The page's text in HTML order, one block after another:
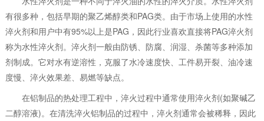
有很多种，包括早期的聚乙烯醇类和PAG类。由于市场上使用的水性
淬火剂和用户中有95%以上是PAG，因此行业喜欢直接将PAG淬火剂
称为水性淬火剂。淬火剂一般由防锈、防腐、润湿、杀菌等多种添加
剂制成。它对水有逆溶性，克服了水冷速度快、工件易开裂、油冷速
度慢、淬火效果差、易燃等缺点。
在铝制品的热处理工程中，淬火过程中通常使用淬火剂(如聚碱乙
二醇溶液)。在清洗淬火铝制品的过程中，淬火剂通常会被稀释，因此